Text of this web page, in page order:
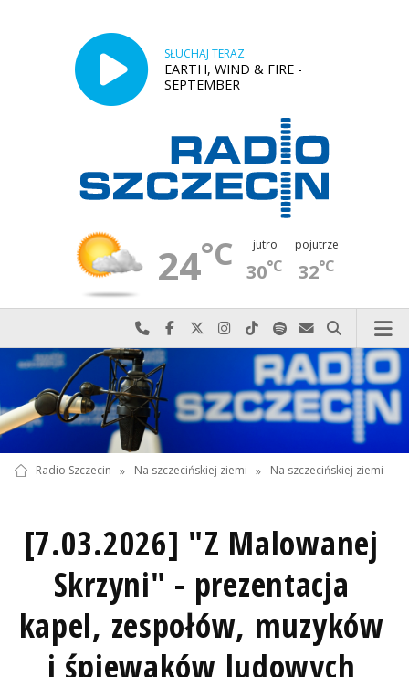
SŁUCHAJ TERAZ
EARTH, WIND & FIRE -
SEPTEMBER
24°C jutro
30°C
pojutrze
32°C
Najlepiej po prostu do nas zadzwoń
Odwiedź nas na Facebook-u
Odwiedź nas na X
Odwiedź nas na Instagram-ie
Odwiedź nas na TikTok-u
Szukaj nas na Spotify
Wyślij do nas
Szukaj
Radio Szczecin » Na szczecińskiej ziemi » Na szczecińskiej ziemi
[7.03.2026] "Z Malowanej
Skrzyni" - prezentacja
kapel, zespołów, muzyków
i śpiewaków ludowych